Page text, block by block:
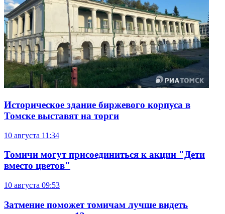
Историческое здание биржевого корпуса в
Томске выставят на торги
10 августа 11:34
Томичи могут присоединиться к акции "Дети
вместо цветов"
10 августа 09:53
Затмение поможет томичам лучше видеть